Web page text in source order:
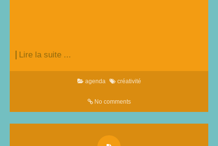
Lire la suite ...
agenda créativité
No comments